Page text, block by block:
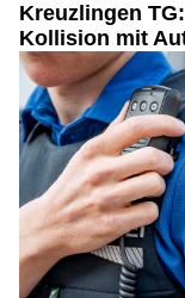
Kreuzlingen
Kollision mit